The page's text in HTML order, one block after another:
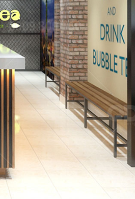
PHÊ
Dự án mới nhất của chúng tôi,
con đường Võ
Chi